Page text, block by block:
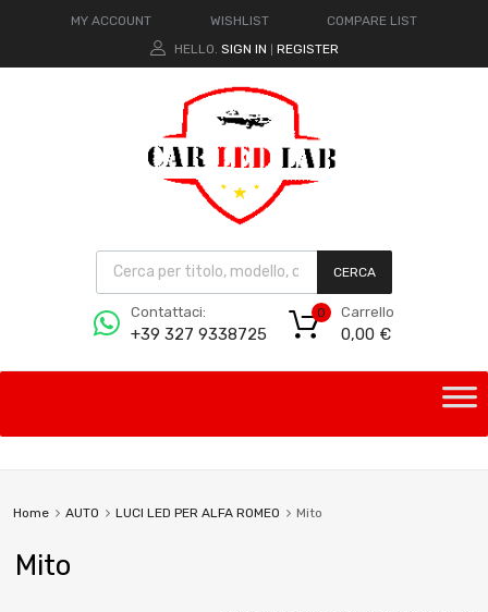
MY ACCOUNT WISHLIST
COMPARE LIST
HELLO. SIGN IN REGISTER
CERCA
Contattaci:
+39 327 9338725
Carrello
0,00 €
0
Home AUTO LUCI LED PER ALFA ROMEO Mito
Mito